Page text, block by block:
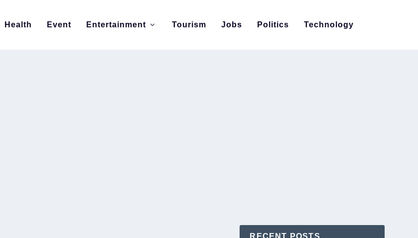
Health Event Entertainment Tourism Jobs Politics Technology
RECENT POSTS